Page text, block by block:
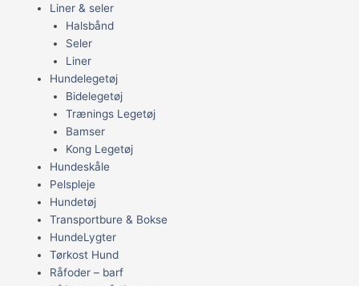
Liner & seler
Halsbånd
Seler
Liner
Hundelegetøj
Bidelegetøj
Trænings Legetøj
Bamser
Kong Legetøj
Hundeskåle
Pelspleje
Hundetøj
Transportbure & Bokse
HundeLygter
Tørkost Hund
Råfoder – barf